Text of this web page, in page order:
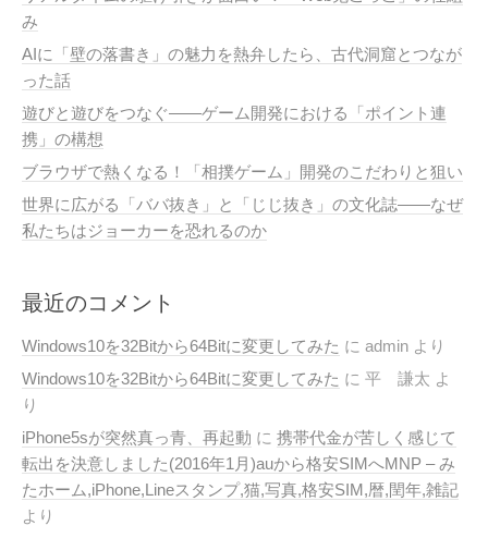
み
AIに「壁の落書き」の魅力を熱弁したら、古代洞窟とつなが
った話
遊びと遊びをつなぐ——ゲーム開発における「ポイント連
携」の構想
ブラウザで熱くなる！「相撲ゲーム」開発のこだわりと狙い
世界に広がる「ババ抜き」と「じじ抜き」の文化誌——なぜ
私たちはジョーカーを恐れるのか
最近のコメント
Windows10を32Bitから64Bitに変更してみた に admin より
Windows10を32Bitから64Bitに変更してみた に 平 謙太 よ
り
iPhone5sが突然真っ青、再起動 に 携帯代金が苦しく感じて
転出を決意しました(2016年1月)auから格安SIMへMNP – み
たホーム,iPhone,Lineスタンプ,猫,写真,格安SIM,暦,閏年,雑記
より